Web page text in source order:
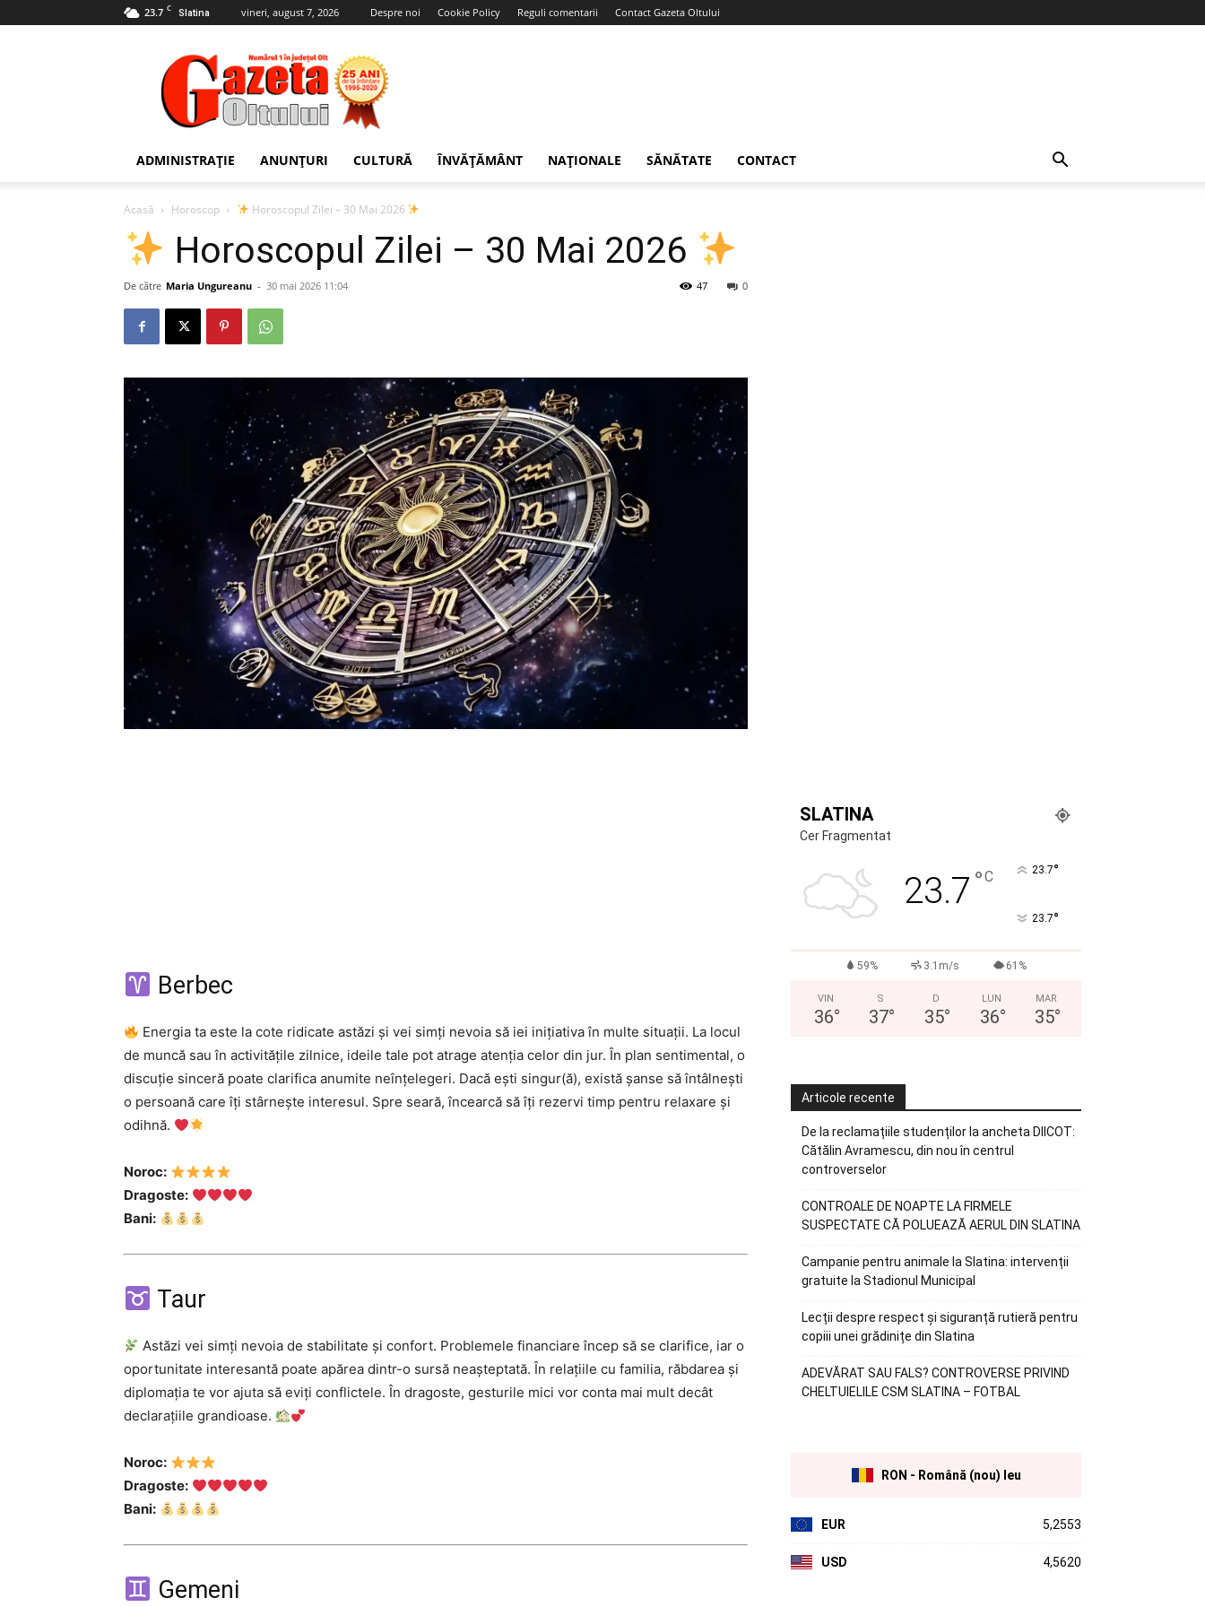
23.7 C Slatina vineri, august 7, 2026 Despre noi Cookie Policy Reguli comentarii Contact Gazeta Oltului
Gazeta
Oltului
ADMINISTRAȚIE ANUNȚURI CULTURĂ ÎNVĂȚĂMÂNT NAȚIONALE SĂNĂTATE CONTACT
Acasă Horoscop Horoscopul Zilei – 30 Mai 2026
Horoscopul Zilei – 30 Mai 2026
De către Maria Ungureanu - 30 mai 2026 11:04 0
47
Berbec
Energia ta este la cote ridicate astăzi și vei simți nevoia să iei inițiativa în multe situații. La locul
de muncă sau în activitățile zilnice, ideile tale pot atrage atenția celor din jur. În plan sentimental, o
discuție sinceră poate clarifica anumite neînțelegeri. Dacă ești singur(ă), există șanse să întâlnești
o persoană care îți stârnește interesul. Spre seară, încearcă să îți rezervi timp pentru relaxare și
odihnă.
Noroc:
Dragoste:
Bani:
Taur
Astăzi vei simți nevoia de stabilitate și confort. Problemele financiare încep să se clarifice, iar o
oportunitate interesantă poate apărea dintr-o sursă neașteptată. În relațiile cu familia, răbdarea și
diplomația te vor ajuta să eviți conflictele. În dragoste, gesturile mici vor conta mai mult decât
declarațiile grandioase.
Noroc:
Dragoste:
Bani:
Gemeni
SLATINA
Cer Fragmentat
23.7 °C 23.7°
23.7°
59% 3.1m/s 61%
VIN
36°
S
37°
D
35°
LUN
36°
MAR
35°
Articole recente
De la reclamațiile studenților la ancheta DIICOT:
Cătălin Avramescu, din nou în centrul
controverselor
CONTROALE DE NOAPTE LA FIRMELE
SUSPECTATE CĂ POLUEAZĂ AERUL DIN SLATINA
Campanie pentru animale la Slatina: intervenții
gratuite la Stadionul Municipal
Lecții despre respect și siguranță rutieră pentru
copiii unei grădinițe din Slatina
ADEVĂRAT SAU FALS? CONTROVERSE PRIVIND
CHELTUIELILE CSM SLATINA – FOTBAL
RON - Română (nou) leu
EUR 5,2553
USD 4,5620